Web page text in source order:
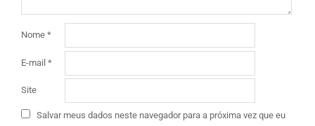
Nome *
E-mail *
Site
Salvar meus dados neste navegador para a próxima vez que eu